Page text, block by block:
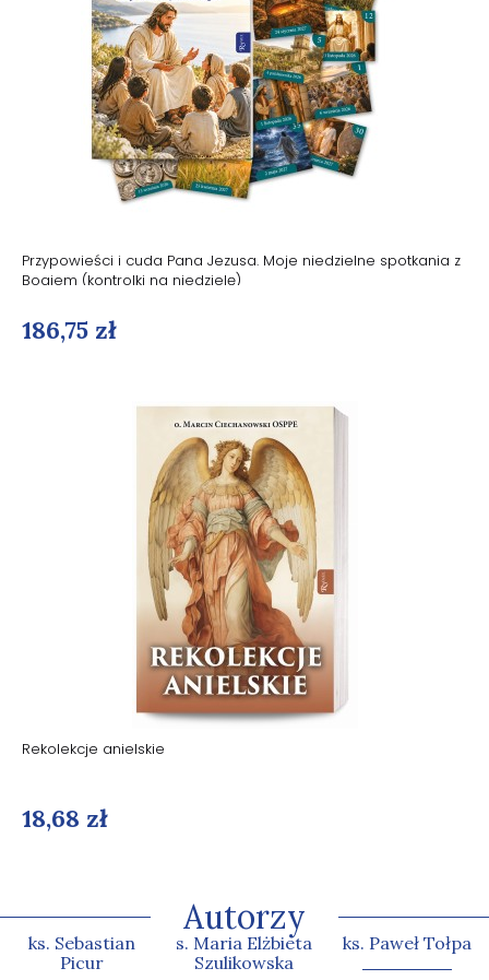
Przypowieści i cuda Pana Jezusa. Moje niedzielne spotkania z
Bogiem (kontrolki na niedzielę)
186,75 zł
Rekolekcje anielskie
18,68 zł
Autorzy
ks. Sebastian
Picur
s. Maria Elżbieta
Szulikowska
ks. Paweł Tołpa
abp